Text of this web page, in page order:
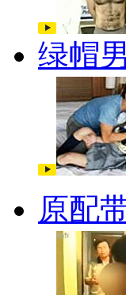
绿帽
原配